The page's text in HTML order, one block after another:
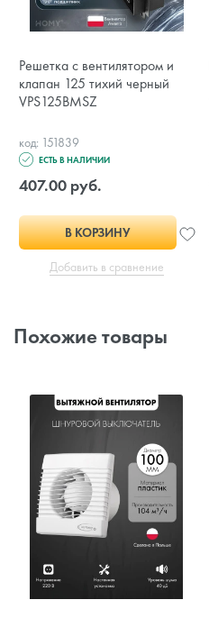
Решетка с вентилятором и
клапан 125 тихий черный
VPS125BMSZ
код: 151839
ЕСТЬ В НАЛИЧИИ
407.00 руб.
В КОРЗИНУ
Добавить в сравнение
Похожие товары